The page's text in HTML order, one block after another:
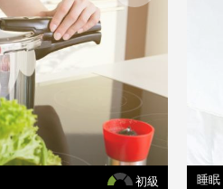
初級 睡眠